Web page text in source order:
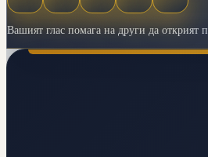
Вашият глас помага на други да открият